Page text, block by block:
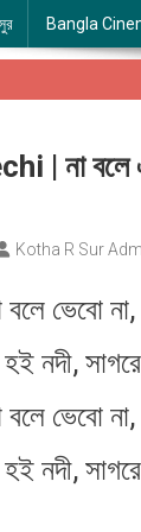
Bangla
| না বলে
Kotha R Sur
ভেবো না,
নদী,
ভেবো না,
নদী,